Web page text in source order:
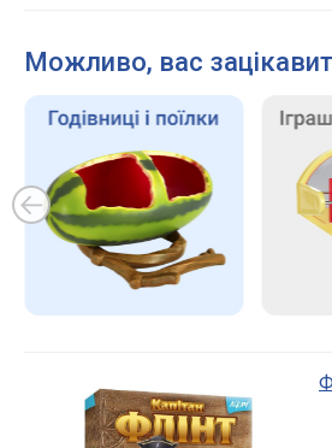
Можливо, вас